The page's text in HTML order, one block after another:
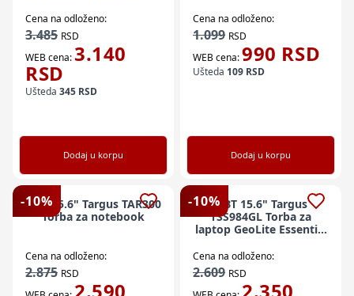
Cena na odloženo:
3.485 RSD
WEB cena:3.140
RSD
Ušteda 345 RSD
Dodaj u korpu
Cena na odloženo:
1.099 RSD
WEB cena:990 RSD
Ušteda 109 RSD
Dodaj u korpu
-10%
NBT 15.6" Targus TAR300
Torba za notebook
Cena na odloženo:
2.875 RSD
-10%NBT 15.6" Targus
TSS984GL Torba za
laptop GeoLite Essential
Cena na odloženo:
2.609 RSD